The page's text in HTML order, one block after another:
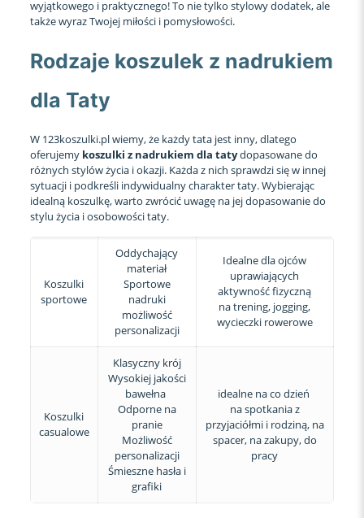
wyjątkowego i praktycznego! To nie tylko stylowy dodatek, ale
także wyraz Twojej miłości i pomysłowości.
Rodzaje koszulek z nadrukiem
dla Taty
W 123koszulki.pl wiemy, że każdy tata jest inny, dlatego
oferujemy koszulki z nadrukiem dla tatydopasowane do
różnych stylów życia i okazji. Każda z nich sprawdzi się w innej
sytuacji i podkreśli indywidualny charakter taty. Wybierając
idealną koszulkę, warto zwrócić uwagę na jej dopasowanie do
stylu życia i osobowości taty.
Koszulki
sportowe
Oddychający
materiał
Sportowe
nadruki
możliwość
personalizacji
Idealne dla ojców
uprawiających
aktywność fizyczną
na trening, jogging,
wycieczki rowerowe
Koszulki
casualowe
Klasyczny krój
Wysokiej jakości
bawełna
Odporne na
pranie
Możliwość
personalizacji
Śmieszne hasła i
grafiki
idealne na co dzień
na spotkania z
przyjaciółmi i rodziną, na
spacer, na zakupy, do
pracy